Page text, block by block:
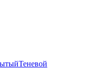
Теневой